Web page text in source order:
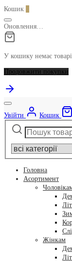
Кошик
Оновлення…
У кошику немає
Продовжити покупки
Увійти Кошик
Шукати:
Головна
Асортимент
Жінкам